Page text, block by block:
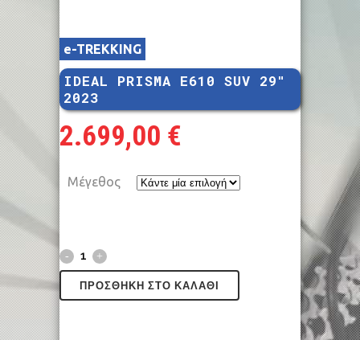
e-TREKKING
IDEAL PRISMA E610 SUV 29″
2023
2.699,00 €
Μέγεθος
ΠΡΟΣΘΉΚΗ ΣΤΟ ΚΑΛΆΘΙ